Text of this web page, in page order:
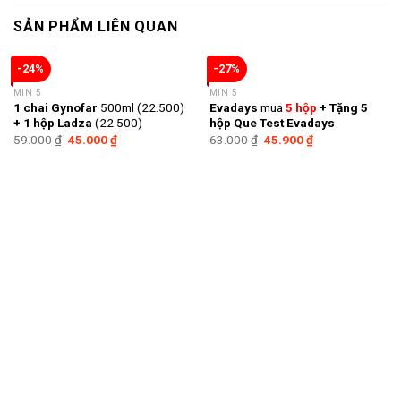
SẢN PHẨM LIÊN QUAN
-24%
MIN 5
1 chai Gynofar 500ml (22.500)
+ 1 hộp Ladza (22.500)
59.000₫ 45.000₫
-27%
MIN 5
Evadays mua5 hộp + Tặng 5
hộp Que Test Evadays
63.000₫ 45.900₫